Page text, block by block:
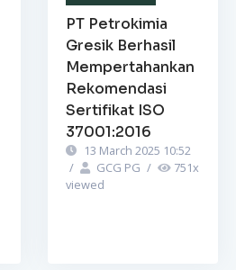
PT Petrokimia
Gresik Berhasil
Mempertahankan
Rekomendasi
Sertifikat ISO
37001:2016
13 March 2025 10:52
/
GCG PG / 751x
viewed